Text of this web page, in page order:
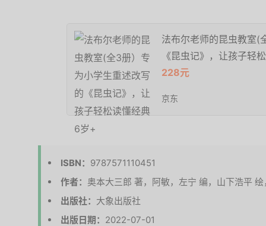
法布尔老师的昆虫教室(
《昆虫记》，让孩子轻
228元
京东
ISBN： 9787571110451
作者： 奥本大三郎 著，阿敏，左宁 编，山下浩平
出版社： 大象出版社
出版日期： 2022-07-01